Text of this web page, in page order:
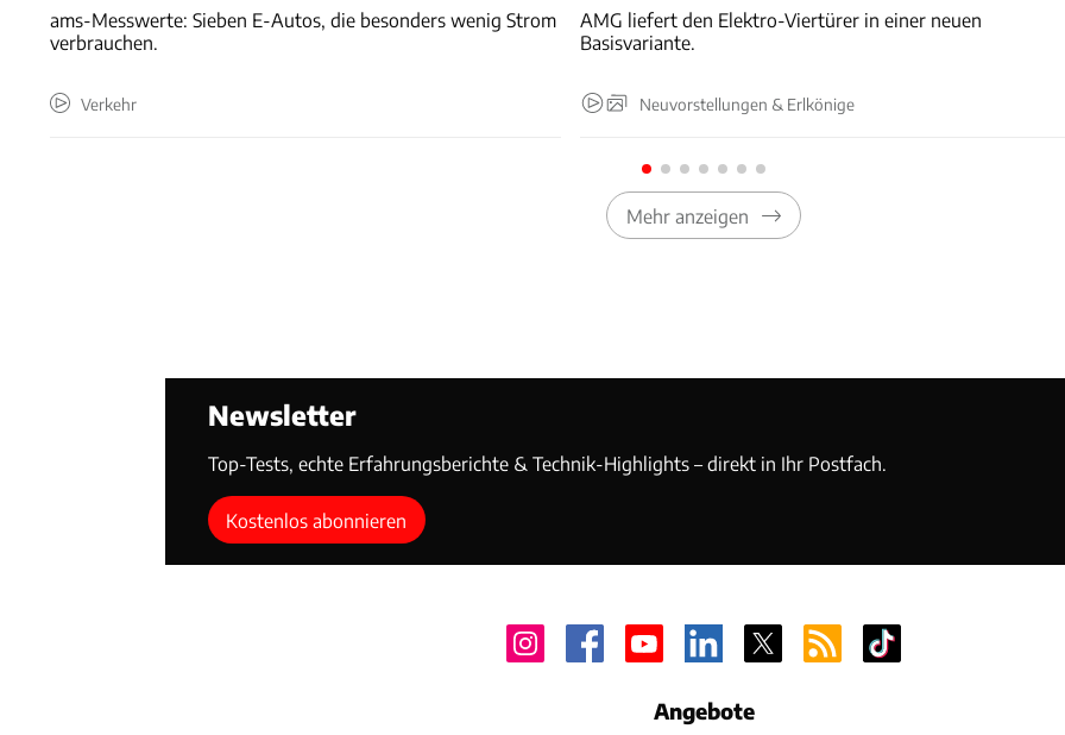
ams-Messwerte: Sieben E-Autos, die besonders wenig Strom
verbrauchen.
Verkehr
AMG liefert den Elektro-Viertürer in einer neuen
Basisvariante.
Neuvorstellungen & Erlkönige
Mehr anzeigen
Newsletter
Top-Tests, echte Erfahrungsberichte & Technik-Highlights – direkt in Ihr Postfach.
Kostenlos abonnieren
Angebote